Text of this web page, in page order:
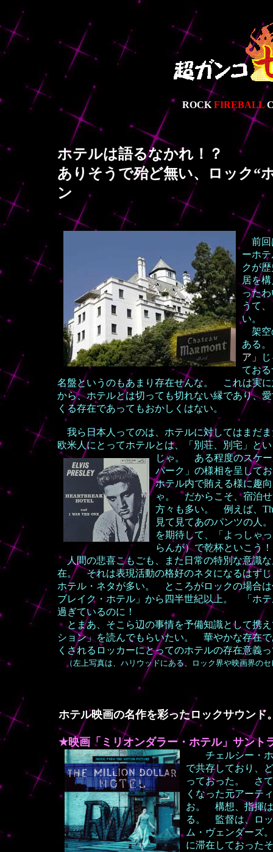
ROCK FIREBALL
ホテルは語るなかれ！？
ありそうで殆ど無い、ロック“
ン
前
ーホ
クが
居を
った
うて
い。
架空
ある
ア」
てお
名盤というのもあまり存在せんな。 これは実
から、ホテルとは切っても切れない縁であり、
くる存在であってもおかしくはない。
我ら 日本人ってのは、ホテルに対してはまだ
欧米人にとってホテルとは、「別荘、別宅」と
じゃ。 ある程度のスケー
パーク」の様相を呈して
ホテル内で賄える様に趣
ゃ。 だからこそ、宿泊せ
方々も多い。 例えば、
見て見てあのパンツの人
を期待して、「よっしゃ
らんが）で乾杯といこ
人間の悲喜こもごも、また日常の特別な意識
在。 それは表現活動の格好のネタになるはず
ホテル・ネタが多い。 ところがロックの場合
ブレイク・ホテル」から四半世紀以上。 「ホ
過ぎているのに！
とまあ、そこら辺の事情を予備知識として携
ション」を読んでもらいたい。 華やかな存在
くされるロッカーにとってのホテルの存在意
（左上写真は、ハリウッドにある、ロック界や映画界の
ホテル映画の名作を彩ったロックサウン
★映画「ミリオンダラー・ホテル」サント
チェルシー・ホ
で共存しており、
っておった。 さて
くなった元アーテ
お。 構想、指揮
る。 監督は、ロッ
ム・ヴェンダーズ
に滞在しておった